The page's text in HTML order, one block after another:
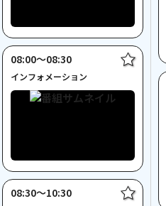
08:00〜08:30
インフォメーション
08:30〜10:30